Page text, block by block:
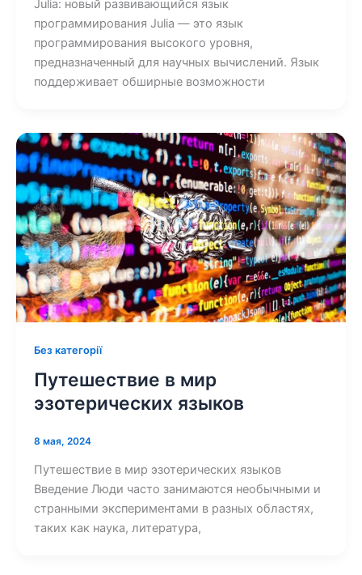
Julia: новый развивающийся язык
программирования Julia — это язык
программирования высокого уровня,
предназначенный для научных вычислений. Язык
поддерживает обширные возможности
Без категорії
Путешествие в мир
эзотерических языков
8 мая, 2024
Путешествие в мир эзотерических языков
Введение Люди часто занимаются необычными и
странными экспериментами в разных областях,
таких как наука, литература,